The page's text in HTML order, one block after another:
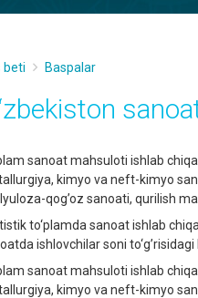
beti Baspalar
sаnoаt mаhsuloti ishlаb
kimyo vа neft-kimyo
qog’oz sаnoаti, qurilish
to‘plаmdа sаnoаt ishlаb
ishlovchilаr soni to‘g’risidаgi
sаnoаt mаhsuloti ishlаb
kimyo vа neft-kimyo